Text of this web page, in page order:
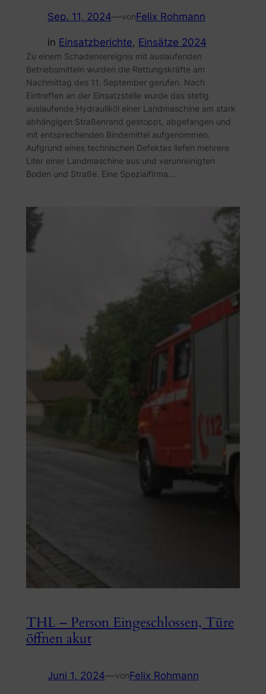
Sep. 11, 2024—vonFelix Rohmann
in Einsatzberichte, Einsätze 2024
Zu einem Schadensereignis mit auslaufenden
Betriebsmitteln wurden die Rettungskräfte am
Nachmittag des 11. September gerufen. Nach
Eintreffen an der Einsatzstelle wurde das stetig
auslaufende Hydrauliköl einer Landmaschine am stark
abhängigen Straßenrand gestoppt, abgefangen und
mit entsprechenden Bindemittel aufgenommen.
Aufgrund eines technischen Defektes liefen mehrere
Liter einer Landmaschine aus und verunreinigten
Boden und Straße. Eine Spezialfirma…
THL – Person Eingeschlossen, Türe
öffnen akut
Juni 1, 2024—vonFelix Rohmann